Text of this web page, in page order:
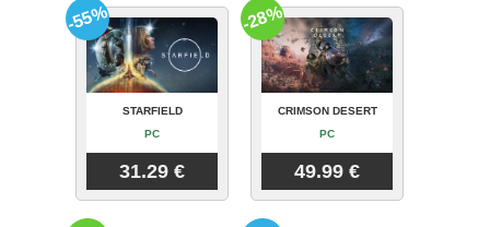
STARFIELD
PC
31.29 €
-55%
CRIMSON DESERT
PC
49.99 €
-28%